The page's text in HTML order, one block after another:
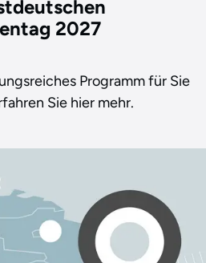
2027
Programm für Sie
Sie hier mehr.